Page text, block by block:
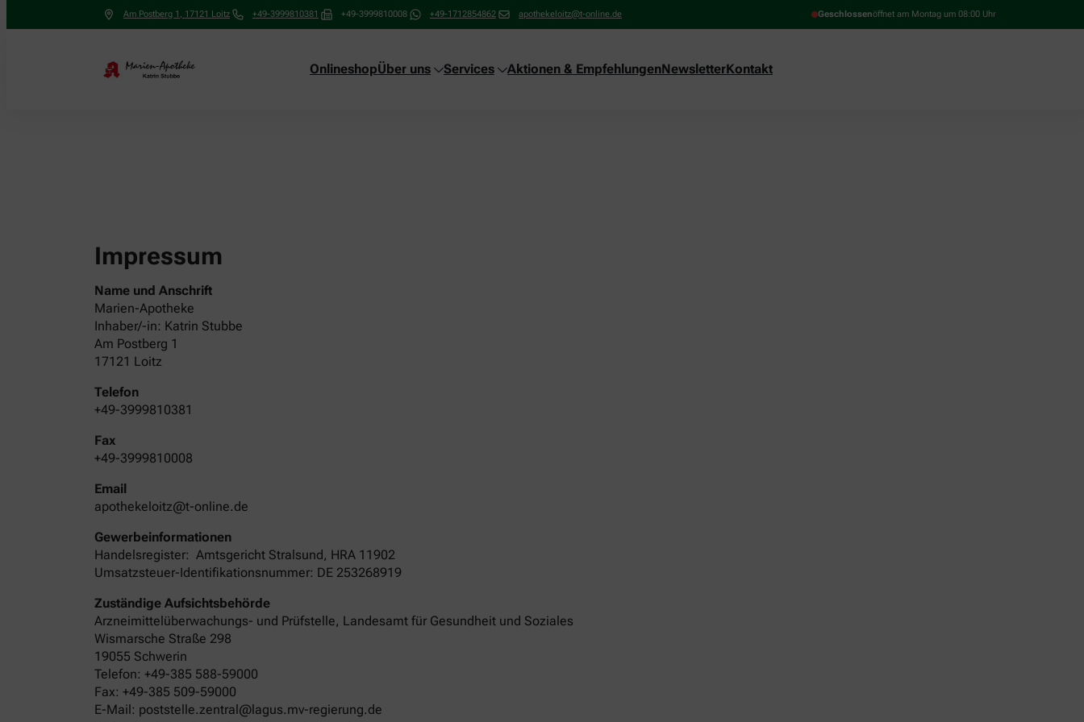
Am Postberg 1 , 17121 Loitz +49-3999810381 +49-3999810008 +49-1712854862 apothekeloitz@t-online.de Geschlossenöffnet am Montag um 08:00 Uhr
OnlineshopÜber uns Services Aktionen & EmpfehlungenNewsletterKontakt
Impressum
Name und Anschrift
Marien-Apotheke
Inhaber/-in: Katrin Stubbe
Am Postberg 1
17121 Loitz
Telefon
+49-3999810381
Fax
+49-3999810008
Email
apothekeloitz@t-online.de
Gewerbeinformationen
Handelsregister: Amtsgericht Stralsund, HRA 11902
Umsatzsteuer-Identifikationsnummer: DE 253268919
Zuständige Aufsichtsbehörde
Arzneimittelüberwachungs- und Prüfstelle, Landesamt für Gesundheit und Soziales
Wismarsche Straße 298
19055 Schwerin
Telefon: +49-385 588-59000
Fax: +49-385 509-59000
E-Mail: poststelle.zentral@lagus.mv-regierung.de